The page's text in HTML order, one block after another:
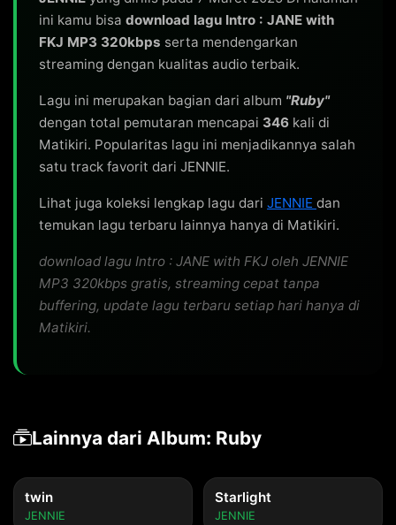
ini kamu bisa download lagu Intro : JANE with
FKJ MP3 320kbps serta mendengarkan
streaming dengan kualitas audio terbaik.
Lagu ini merupakan bagian dari album "Ruby"
dengan total pemutaran mencapai 346 kali di
Matikiri. Popularitas lagu ini menjadikannya salah
satu track favorit dari JENNIE.
Lihat juga koleksi lengkap lagu dari JENNIE dan
temukan lagu terbaru lainnya hanya di Matikiri.
download lagu Intro : JANE with FKJ oleh JENNIE
MP3 320kbps gratis, streaming cepat tanpa
buffering, update lagu terbaru setiap hari hanya di
Matikiri.
Lainnya dari Album: Ruby
twin
JENNIE
Starlight
JENNIE